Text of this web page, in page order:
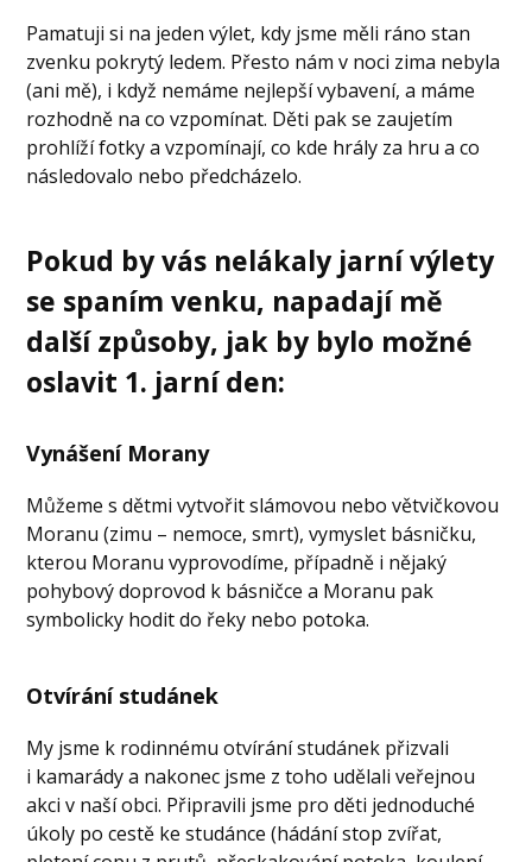
Pamatuji si na jeden výlet, kdy jsme měli ráno stan
zvenku pokrytý ledem. Přesto nám v noci zima nebyla
(ani mě), i když nemáme nejlepší vybavení, a máme
rozhodně na co vzpomínat. Děti pak se zaujetím
prohlíží fotky a vzpomínají, co kde hrály za hru a co
následovalo nebo předcházelo.
Pokud by vás nelákaly jarní výlety
se spaním venku, napadají mě
další způsoby, jak by bylo možné
oslavit 1. jarní den:
Vynášení Morany
Můžeme s dětmi vytvořit slámovou nebo větvičkovou
Moranu (zimu – nemoce, smrt), vymyslet básničku,
kterou Moranu vyprovodíme, případně i nějaký
pohybový doprovod k básničce a Moranu pak
symbolicky hodit do řeky nebo potoka.
Otvírání studánek
My jsme k rodinnému otvírání studánek přizvali
i kamarády a nakonec jsme z toho udělali veřejnou
akci v naší obci. Připravili jsme pro děti jednoduché
úkoly po cestě ke studánce (hádání stop zvířat,